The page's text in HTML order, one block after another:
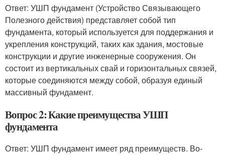
Ответ: УШП фундамент (Устройство Связывающего
Полезного действия) представляет собой тип
фундамента, который используется для поддержания и
укрепления конструкций, таких как здания, мостовые
конструкции и другие инженерные сооружения. Он
состоит из вертикальных свай и горизонтальных связей,
которые соединяются между собой, образуя единый
массивный фундамент.
Вопрос 2: Какие преимущества УШП
фундамента
Ответ: УШП фундамент имеет ряд преимуществ. Во-